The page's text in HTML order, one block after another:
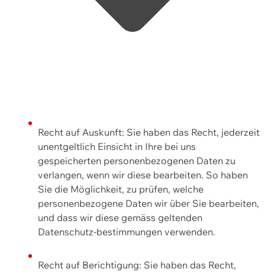
Recht auf Auskunft: Sie haben das Recht, jederzeit
unentgeltlich Einsicht in Ihre bei uns
gespeicherten personenbezogenen Daten zu
verlangen, wenn wir diese bearbeiten. So haben
Sie die Möglichkeit, zu prüfen, welche
personenbezogene Daten wir über Sie bearbeiten,
und dass wir diese gemäss geltenden
Datenschutz-bestimmungen verwenden.
Recht auf Berichtigung: Sie haben das Recht,